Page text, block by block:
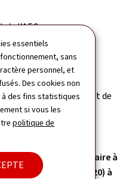
essentiels
sans
personnel, et
Des cookies non
des fins statistiques
si vous les
politique de
l’AEC
8.30 à 11.30 heures et de
d’
un formulaire à
rapport médical (R20) à